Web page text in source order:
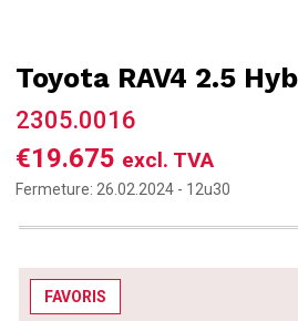
Toyota RAV4 2.5
2305.0016
€19.675 excl. TVA
Fermeture: 26.02.2024 - 12u30
FAVORIS